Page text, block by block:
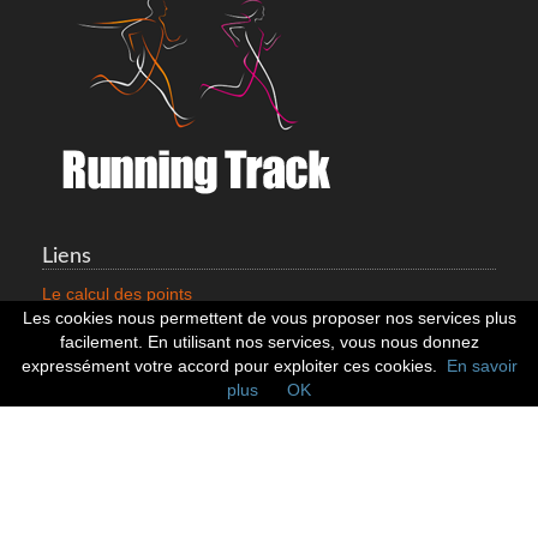
Liens
Le calcul des points
Mentions légales
Nous contacter
Cookies
Statistiques
Les cookies nous permettent de vous proposer nos services plus
facilement. En utilisant nos services, vous nous donnez
expressément votre accord pour exploiter ces cookies.
En savoir
plus
OK